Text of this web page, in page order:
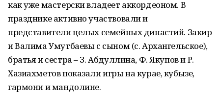
как уже мастерски владеет аккордеоном. В
празднике активно участвовали и
представители целых семейных династий. Закир
и Валима Умутбаевы с сыном (с. Архангельское),
братья и сестра – З. Абдуллина, Ф. Якупов и Р.
Хазиахметов показали игры на курае, кубызе,
гармони и мандолине.